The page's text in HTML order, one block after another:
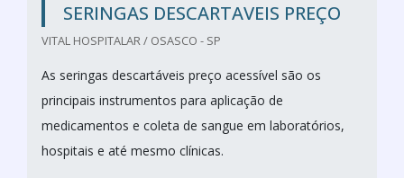
SERINGAS DESCARTAVEIS PREÇO
VITAL HOSPITALAR / OSASCO - SP
As seringas descartáveis preço acessível são os
principais instrumentos para aplicação de
medicamentos e coleta de sangue em laboratórios,
hospitais e até mesmo clínicas.